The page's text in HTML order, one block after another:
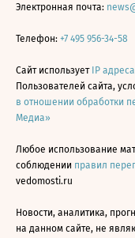
Электронная почта:
Телефон: +7 495 956-34-58
Сайт использует IP
Пользователей сайта,
в отношении обработки
Медиа»
Любое использование
соблюдении правил
vedomosti.ru
Новости, аналитика,
на данном сайте, не